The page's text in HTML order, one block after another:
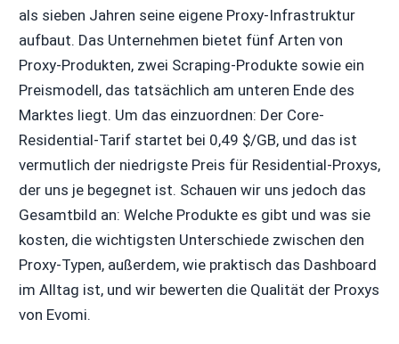
als sieben Jahren seine eigene Proxy-Infrastruktur
aufbaut. Das Unternehmen bietet fünf Arten von
Proxy-Produkten, zwei Scraping-Produkte sowie ein
Preismodell, das tatsächlich am unteren Ende des
Marktes liegt. Um das einzuordnen: Der Core-
Residential-Tarif startet bei 0,49 $/GB, und das ist
vermutlich der niedrigste Preis für Residential-Proxys,
der uns je begegnet ist. Schauen wir uns jedoch das
Gesamtbild an: Welche Produkte es gibt und was sie
kosten, die wichtigsten Unterschiede zwischen den
Proxy-Typen, außerdem, wie praktisch das Dashboard
im Alltag ist, und wir bewerten die Qualität der Proxys
von Evomi.